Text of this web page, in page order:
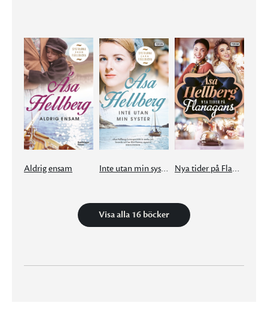
Aldrig ensam Inte utan min syster Nya tider på Flanagans
Visa alla 16 böcker